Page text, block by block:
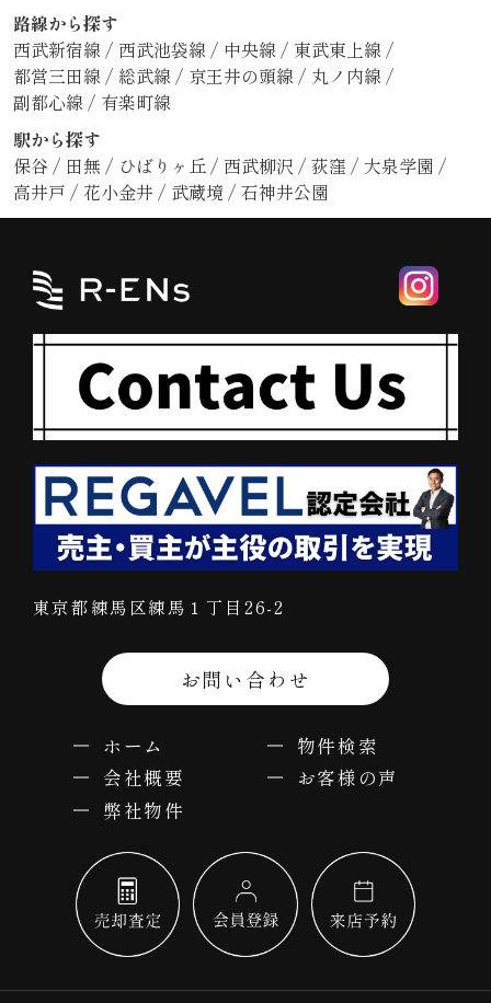
路線から探す
西武新宿線 / 西武池袋線 / 中央線 / 東武東上線 /
都営三田線 / 総武線 / 京王井の頭線 / 丸ノ内線 /
副都心線 / 有楽町線
駅から探す
保谷 / 田無 / ひばりヶ丘 / 西武柳沢 / 荻窪 / 大泉学園 /
高井戸 / 花小金井 / 武蔵境 / 石神井公園
東京都練馬区練馬１丁目26-2
お問い合わせ
ホーム
物件検索
会社概要
お客様の声
弊社物件